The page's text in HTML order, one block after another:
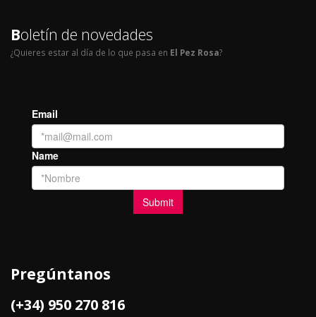
Boletín de novedades
¿Quieres estar al día de lo que pasa en El Pez Rosa?
Pregúntanos
(+34) 950 270 816